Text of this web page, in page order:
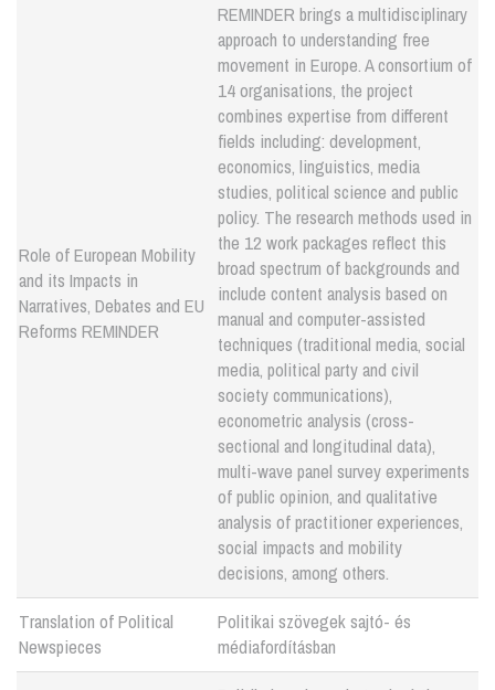
Role of European Mobility
and its Impacts in
Narratives, Debates and EU
Reforms REMINDER
REMINDER brings a multidisciplinary
approach to understanding free
movement in Europe. A consortium of
14 organisations, the project
combines expertise from different
fields including: development,
economics, linguistics, media
studies, political science and public
policy. The research methods used in
the 12 work packages reflect this
broad spectrum of backgrounds and
include content analysis based on
manual and computer-assisted
techniques (traditional media, social
media, political party and civil
society communications),
econometric analysis (cross-
sectional and longitudinal data),
multi-wave panel survey experiments
of public opinion, and qualitative
analysis of practitioner experiences,
social impacts and mobility
decisions, among others.
Translation of Political
Newspieces
Politikai szövegek sajtó- és
médiafordításban